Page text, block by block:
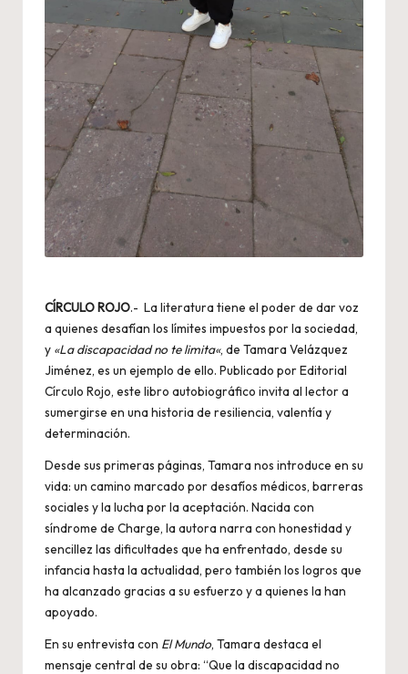
CÍRCULO ROJO.- La literatura tiene el poder de dar voz
a quienes desafían los límites impuestos por la sociedad,
y «La discapacidad no te limita«, de Tamara Velázquez
Jiménez, es un ejemplo de ello. Publicado por Editorial
Círculo Rojo, este libro autobiográfico invita al lector a
sumergirse en una historia de resiliencia, valentía y
determinación.
Desde sus primeras páginas, Tamara nos introduce en su
vida: un camino marcado por desafíos médicos, barreras
sociales y la lucha por la aceptación. Nacida con
síndrome de Charge, la autora narra con honestidad y
sencillez las dificultades que ha enfrentado, desde su
infancia hasta la actualidad, pero también los logros que
ha alcanzado gracias a su esfuerzo y a quienes la han
apoyado.
En su entrevista con El Mundo, Tamara destaca el
mensaje central de su obra: “Que la discapacidad no